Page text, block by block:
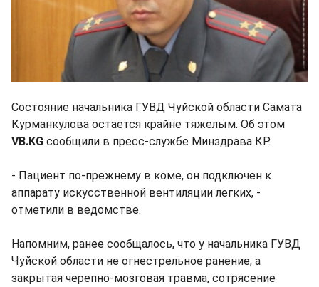
Состояние начальника ГУВД Чуйской области Самата
Курманкулова остается крайне тяжелым. Об этом
VB.KG сообщили в пресс-службе Минздрава КР.
- Пациент по-прежнему в коме, он подключен к
аппарату искусственной вентиляции легких, -
отметили в ведомстве.
Напомним, ранее сообщалось, что у начальника ГУВД
Чуйской области не огнестрельное ранение, а
закрытая черепно-мозговая травма, сотрясение